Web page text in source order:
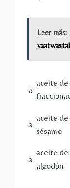
Leer más:
a
aceite de
a
aceite de
sésamo
a
aceite de
algodón